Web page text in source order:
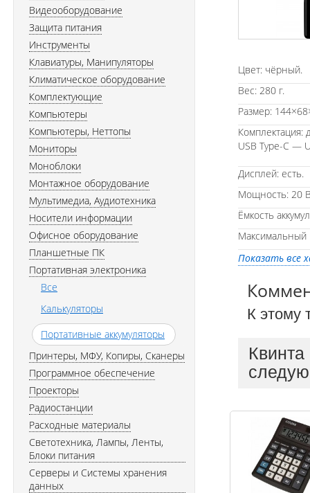
Цвет: чёрный.
Вес: 280 г.
Размер:
Комплектация:
USB Type-C —
Дисплей: есть.
Мощность: 20
Ёмкость
Максимальный
Показать все
К этому
Видеооборудование
Защита питания
Инструменты
Клавиатуры, Манипуляторы
Климатическое оборудование
Комплектующие
Компьютеры
Компьютеры, Неттопы
Мониторы
Моноблоки
Монтажное оборудование
Мультимедиа, Аудиотехника
Носители информации
Офисное оборудование
Планшетные ПК
Портативная электроника
Все
Калькуляторы
Портативные аккумуляторы
Принтеры, МФУ, Копиры, Сканеры
Программное обеспечение
Проекторы
Радиостанции
Расходные материалы
Светотехника, Лампы, Ленты,
Блоки питания
Серверы и Системы хранения
данных